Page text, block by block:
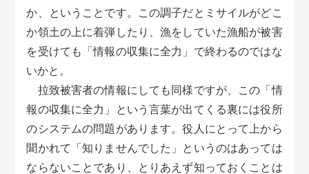
か、ということです。この調子だとミサイルがどこ
か領土の上に着弾したり、漁をしていた漁船が被害
を受けても「情報の収集に全力」で終わるのではな
いかと。
拉致被害者の情報にしても同様ですが、この「情
報の収集に全力」という言葉が出てくる裏には役所
のシステムの問題があります。役人にとって上から
聞かれて「知りませんでした」というのはあっては
ならないことであり、とりあえず知っておくことは